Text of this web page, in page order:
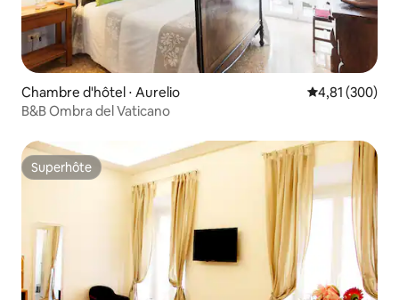
Chambre d'hôtel ⋅ Aurelio Évaluation
4,81 (300)
B&B Ombra del Vaticano
Superhôte
Superhôte